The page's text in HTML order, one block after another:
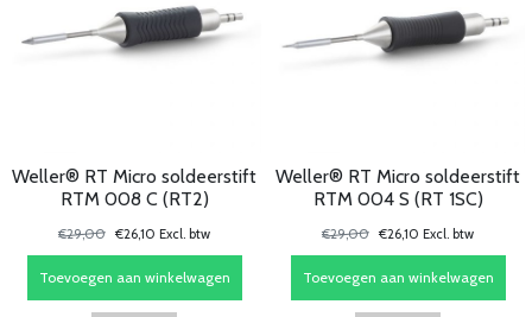
Weller® RT Micro soldeerstift
RTM 008 C (RT2)
€29,00 €26,10 Excl. btw
Toevoegen aan winkelwagen
Weller® RT Micro soldeerstift
RTM 004 S (RT 1SC)
€29,00 €26,10 Excl. btw
Toevoegen aan winkelwagen